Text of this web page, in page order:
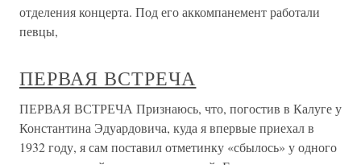
отделения концерта. Под его аккомпанемент работали
певцы,
ПЕРВАЯ ВСТРЕЧА
ПЕРВАЯ ВСТРЕЧА Признаюсь, что, погостив в Калуге у
Константина Эдуардовича, куда я впервые приехал в
1932 году, я сам поставил отметинку «сбылось» у одного